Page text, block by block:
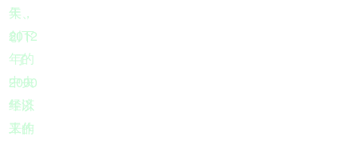
天，
创下
了
2000
年以
来的
年、
2012
年的
中央
经济
工作